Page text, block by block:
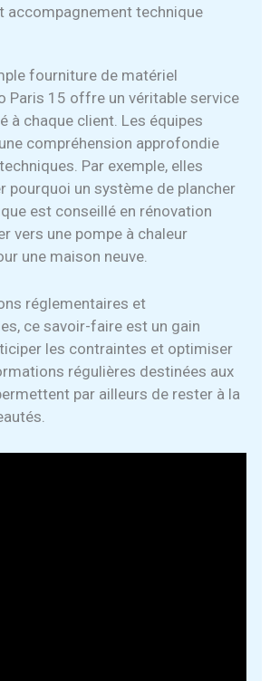
accompagnement technique
fourniture de matériel
Paris 15 offre un véritable service
à chaque client. Les équipes
compréhension approfondie
Par exemple, elles
pourquoi un système de plancher
est conseillé en rénovation
vers une pompe à chaleur
une maison neuve.
réglementaires et
ce savoir-faire est un gain
les contraintes et optimiser
régulières destinées aux
par ailleurs de rester à la